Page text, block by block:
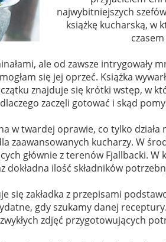
najwybitniejszych
książkę kucharską, w
ale od zawsze intrygowały
się jej oprzeć. Książka
znajduje się krótki wstęp, w
dlaczego zaczęli gotować i skąd
w twardej oprawie, co tylko działa
zaawansowanych kucharzy. W
głównie z terenów Fjallbacki. W
dokładna ilość składników
się zakładka z przepisami
gdy szukamy danej receptury.
zdjęć przygotowujących